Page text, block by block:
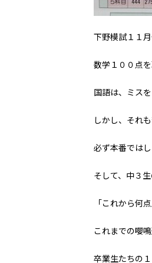
下野模試１１月
数学１００点
国語は、ミス
しかし、それ
必ず本番では
そして、中３生
「これから何
これまでの嚶
卒業生たちの